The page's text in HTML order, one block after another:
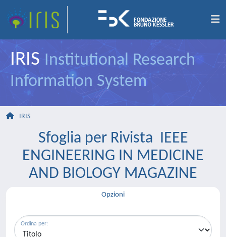
IRIS Institutional Research
Information System
IRIS
Sfoglia per Rivista IEEE
ENGINEERING IN MEDICINE
AND BIOLOGY MAGAZINE
Opzioni
Ordina per: